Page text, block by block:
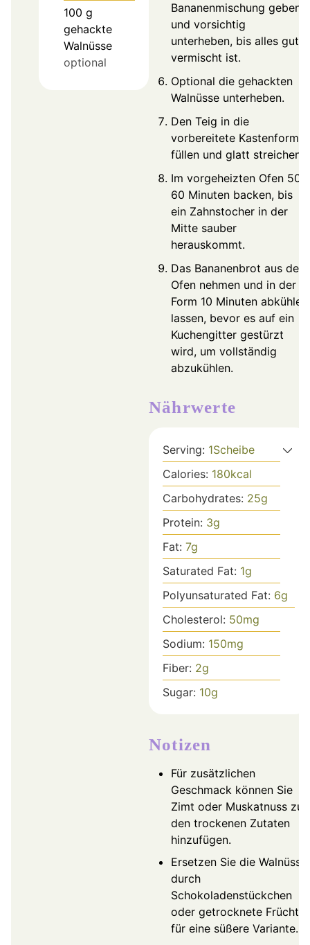
100 g
gehackte
Walnüsse
optional
Bananenmischung geben
und vorsichtig
unterheben, bis alles gut
vermischt ist.
Optional die gehackten
Walnüsse unterheben.
Den Teig in die
vorbereitete Kastenform
füllen und glatt streichen.
Im vorgeheizten Ofen 50-
60 Minuten backen, bis
ein Zahnstocher in der
Mitte sauber
herauskommt.
Das Bananenbrot aus dem
Ofen nehmen und in der
Form 10 Minuten abkühlen
lassen, bevor es auf ein
Kuchengitter gestürzt
wird, um vollständig
abzukühlen.
Nährwerte
Serving: 1Scheibe
Calories: 180kcal
Carbohydrates: 25g
Protein: 3g
Fat: 7g
Saturated Fat: 1g
Polyunsaturated Fat: 6g
Cholesterol: 50mg
Sodium: 150mg
Fiber: 2g
Sugar: 10g
Notizen
Für zusätzlichen
Geschmack können Sie
Zimt oder Muskatnuss zu
den trockenen Zutaten
hinzufügen.
Ersetzen Sie die Walnüsse
durch
Schokoladenstückchen
oder getrocknete Früchte
für eine süßere Variante.